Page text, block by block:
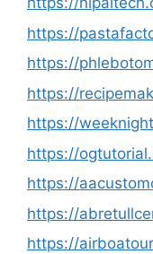
https://
https://
https://
https://
https://
https://
https://
https://